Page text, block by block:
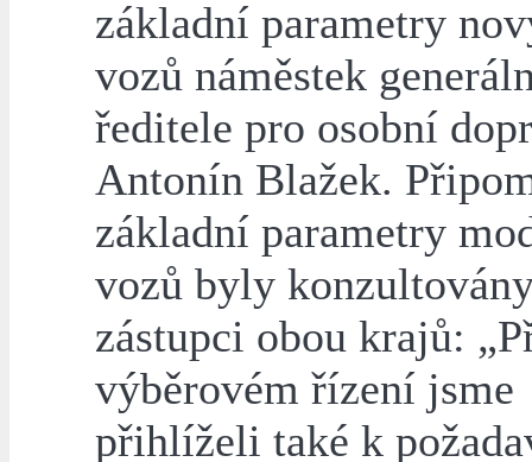
základní parametry
vozů náměstek
ředitele pro osobní
Antonín Blažek.
základní parametry
vozů byly
zástupci obou krajů:
výběrovém řízení jsme
přihlíželi také k